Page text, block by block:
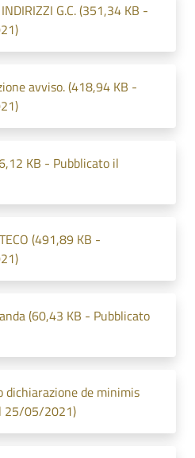
G.C. (351,34 KB -
avviso. (418,94 KB -
KB - Pubblicato il
(491,89 KB -
(60,43 KB - Pubblicato
dichiarazione de minimis
25/05/2021)